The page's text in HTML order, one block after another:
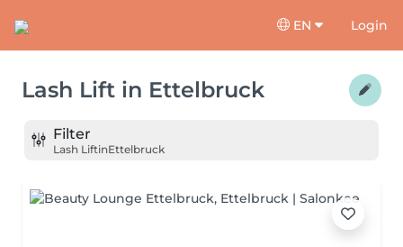
EN Login
Lash Lift in Ettelbruck
Filter
Lash LiftinEttelbruck